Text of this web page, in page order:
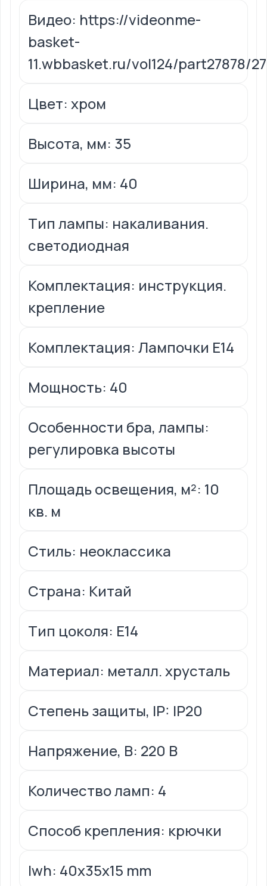
Видео: https://videonme-
basket-
11.wbbasket.ru/vol124/part27878/
Цвет: хром
Высота, мм: 35
Ширина, мм: 40
Тип лампы: накаливания.
светодиодная
Комплектация: инструкция.
крепление
Комплектация: Лампочки E14
Мощность: 40
Особенности бра, лампы:
регулировка высоты
Площадь освещения, м²: 10
кв. м
Стиль: неоклассика
Страна: Китай
Тип цоколя: E14
Материал: металл. хрусталь
Степень защиты, IP: IP20
Напряжение, В: 220 В
Количество ламп: 4
Способ крепления: крючки
lwh: 40x35x15 mm